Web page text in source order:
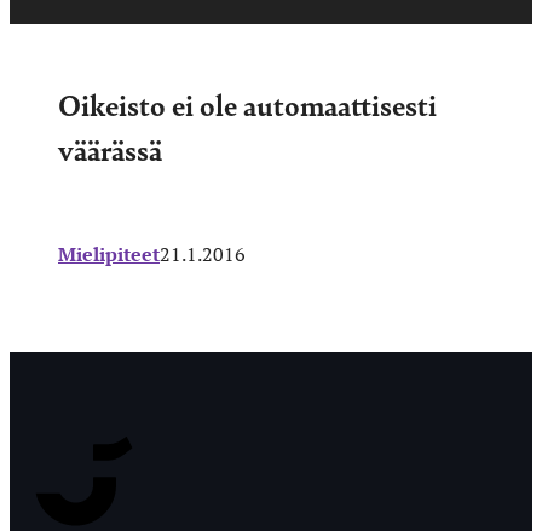
Oikeisto ei ole automaattisesti
väärässä
Mielipiteet21.1.2016